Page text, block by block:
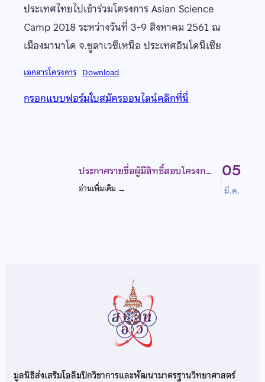
ประเทศไทยไปเข้าร่วมโครงการ Asian Science
Camp 2018 ระหว่างวันที่ 3-9 สิงหาคม 2561 ณ
เมืองมานาโด จ.ซูลาเวซีเหนือ ประเทศอินโดนีเซีย
เอกสารโครงการ Download
กรอกแบบฟอร์มใบสมัครออนไลน์คลิกที่นี่
05
มี.ค.
ประกาศรายชื่อผู้มีสิทธิ์สอบโครงก…
อ่านเพิ่มเติม →
มูลนิธิส่งเสริมโอลิมปิกวิชาการและพัฒนามาตรฐานวิทยาศาสตร์